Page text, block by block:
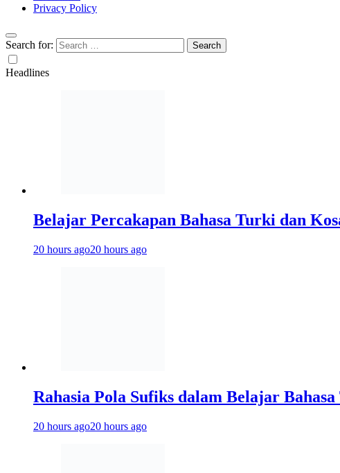
Privacy Policy
Search for:
Headlines
Belajar Percakapan Bahasa Turki dan
20 hours ago20 hours ago
Rahasia Pola Sufiks dalam Belajar
20 hours ago20 hours ago